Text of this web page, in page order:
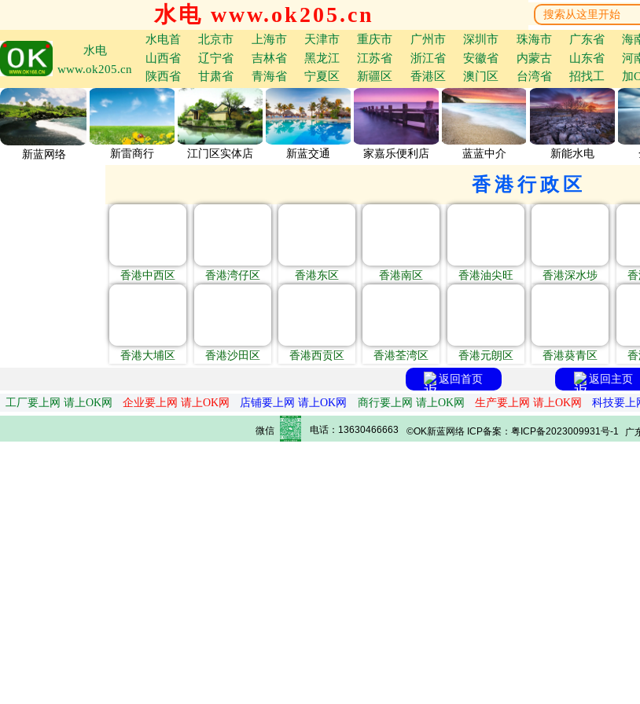
水电 www.ok205.cn
水电
www.ok205.cn
水电首 北京市 上海市 天津市 重庆市 广州市 深圳市 珠海市 广东省 海
山西省
辽宁省 吉林省 黑龙江 江苏省 浙江省 安徽省 内蒙古 山东省 河
陕西省
甘肃省 青海省 宁夏区 新疆区 香港区 澳门区 台湾省 招找工 加
新蓝网络 新雷商行 江门区实体店 新蓝交通 家嘉乐便利店 蓝蓝中介 新能水电
香港行政区
香港中西区 香港湾仔区 香港东区 香港南区 香港油尖旺 香港深水埗
香港大埔区 香港沙田区 香港西贡区 香港荃湾区 香港元朗区 香港葵青区
返回首页
返回主页
工厂要上网 请上OK网
企业要上网 请上OK网 店铺要上网 请上OK网 商行要上网 请上OK网 生产要上网 请上OK网 科技要上
微信 电话：13630466663 ©OK新蓝网络 ICP备案：粤ICP备2023009931号-1 广